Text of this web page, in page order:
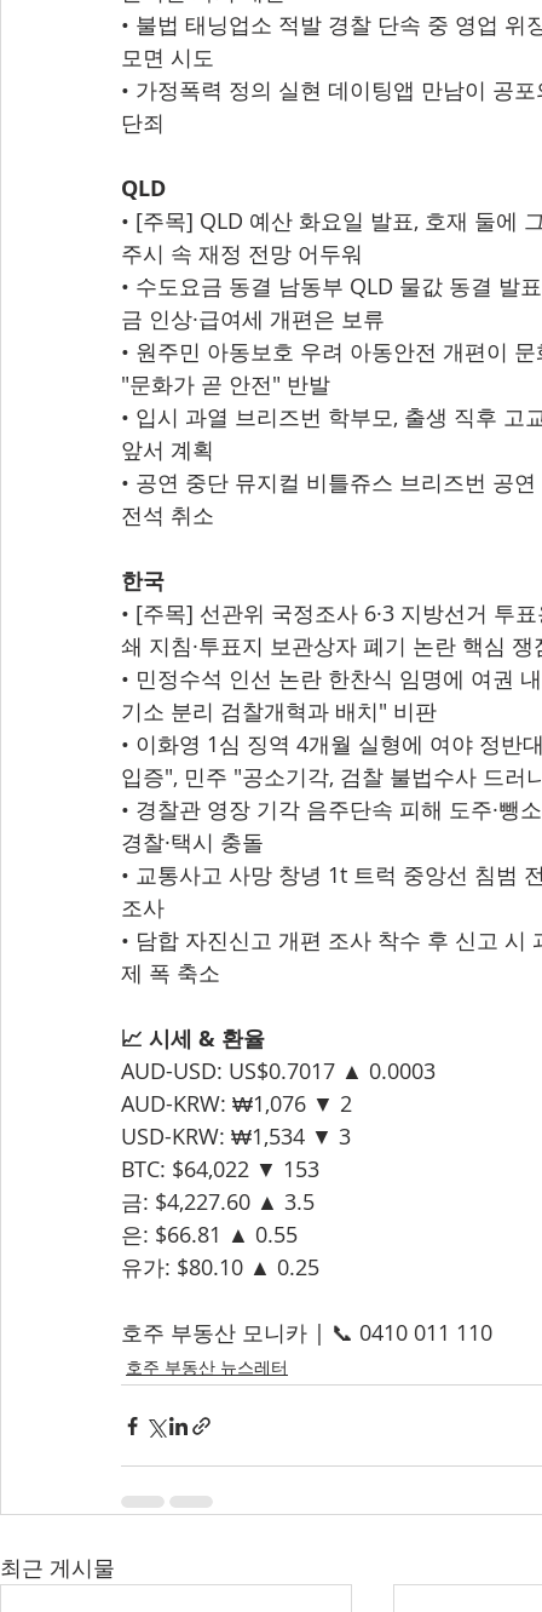
• 불법 태닝업소 적발 경찰 단속 중 영업
모면 시도
• 가정폭력 정의 실현 데이팅앱 만남이 공
단죄
QLD
• [주목] QLD 예산 화요일 발표, 호재 둘에
주시 속 재정 전망 어두워
• 수도요금 동결 남동부 QLD 물값 동결
금 인상·급여세 개편은 보류
• 원주민 아동보호 우려 아동안전 개편이
"문화가 곧 안전" 반발
• 입시 과열 브리즈번 학부모, 출생 직후
앞서 계획
• 공연 중단 뮤지컬 비틀쥬스 브리즈번 공
전석 취소
한국
• [주목] 선관위 국정조사 6·3 지방선거 투
쇄 지침·투표지 보관상자 폐기 논란 핵심
• 민정수석 인선 논란 한찬식 임명에 여권
기소 분리 검찰개혁과 배치" 비판
• 이화영 1심 징역 4개월 실형에 여야 정
입증", 민주 "공소기각, 검찰 불법수사 드러
• 경찰관 영장 기각 음주단속 피해 도주·
경찰·택시 충돌
• 교통사고 사망 창녕 1t 트럭 중앙선 침범
조사
• 담합 자진신고 개편 조사 착수 후 신고
제 폭 축소
📈 시세 & 환율
AUD-USD: US$0.7017 ▲ 0.0003
AUD-KRW: ₩1,076 ▼ 2
USD-KRW: ₩1,534 ▼ 3
BTC: $64,022 ▼ 153
금: $4,227.60 ▲ 3.5
은: $66.81 ▲ 0.55
유가: $80.10 ▲ 0.25
호주 부동산 모니카 | 📞 0410 011 110
호주 부동산 뉴스레터
최근 게시물